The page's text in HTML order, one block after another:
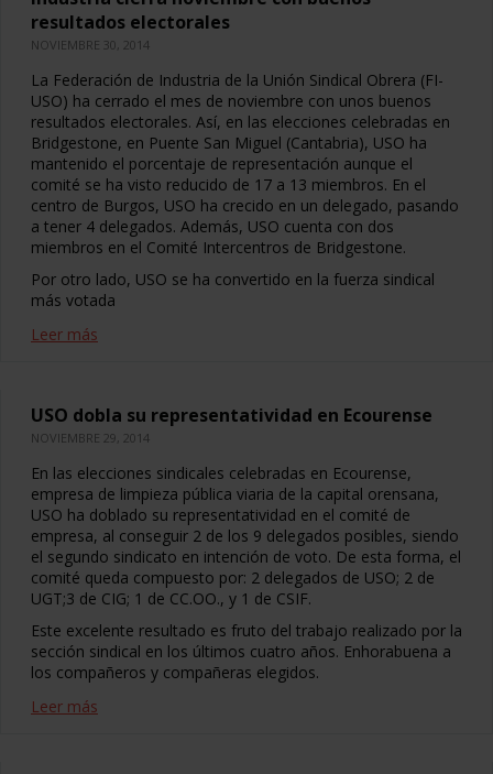
resultados electorales
NOVIEMBRE 30, 2014
La Federación de Industria de la Unión Sindical Obrera (FI-
USO) ha cerrado el mes de noviembre con unos buenos
resultados electorales. Así, en las elecciones celebradas en
Bridgestone, en Puente San Miguel (Cantabria), USO ha
mantenido el porcentaje de representación aunque el
comité se ha visto reducido de 17 a 13 miembros. En el
centro de Burgos, USO ha crecido en un delegado, pasando
a tener 4 delegados. Además, USO cuenta con dos
miembros en el Comité Intercentros de Bridgestone.
Por otro lado, USO se ha convertido en la fuerza sindical
más votada
Leer más
USO dobla su representatividad en Ecourense
NOVIEMBRE 29, 2014
En las elecciones sindicales celebradas en Ecourense,
empresa de limpieza pública viaria de la capital orensana,
USO ha doblado su representatividad en el comité de
empresa, al conseguir 2 de los 9 delegados posibles, siendo
el segundo sindicato en intención de voto. De esta forma, el
comité queda compuesto por: 2 delegados de USO; 2 de
UGT;3 de CIG; 1 de CC.OO., y 1 de CSIF.
Este excelente resultado es fruto del trabajo realizado por la
sección sindical en los últimos cuatro años. Enhorabuena a
los compañeros y compañeras elegidos.
Leer más